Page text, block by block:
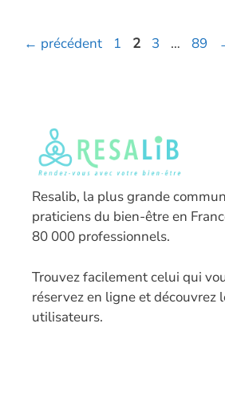
← précédent Page
1 Page
2 Page
3 … Page
89
Resalib, la plus grande
praticiens du bien-être en
80 000 professionnels.
Trouvez facilement celui qui
réservez en ligne et découvrez
utilisateurs.